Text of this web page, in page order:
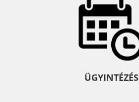
ÜGYINTÉZÉS